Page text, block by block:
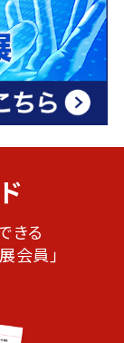
きる
会員」